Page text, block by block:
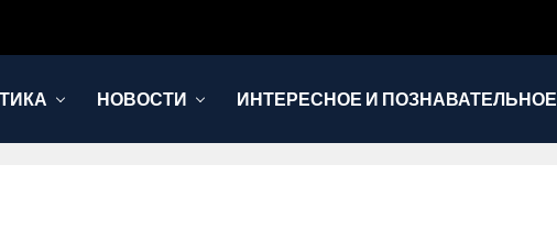
НОВОСТИ ИНТЕРЕСНОЕ И ПОЗНАВАТЕЛЬНОЕ